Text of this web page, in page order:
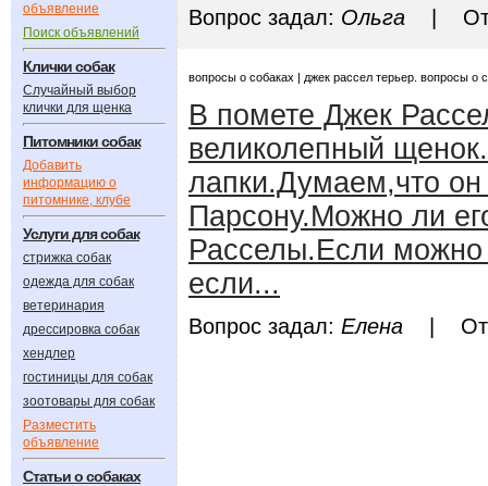
объявление
Поиск объявлений
Клички собак
Случайный выбор
клички для щенка
Питомники собак
Добавить
информацию о
питомнике, клубе
Услуги для собак
стрижка собак
одежда для собак
ветеринария
дрессировка собак
хендлер
гостиницы для собак
зоотовары для собак
Разместить
объявление
Статьи о собаках
Вопрос задал: Ольга |
вопросы о собаках | джек рассел терьер. вопросы о
В помете Джек
великолепный
лапки.Думаем,что
Парсону.Можно ли
Расселы.Если можно
если...
Вопрос задал: Елена |